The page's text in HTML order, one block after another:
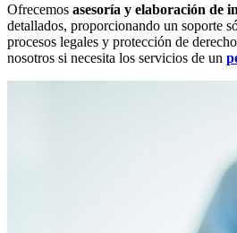
Ofrecemos asesoría y elaboración de
detallados, proporcionando un soporte
procesos legales y protección de
nosotros si necesita los servicios de un